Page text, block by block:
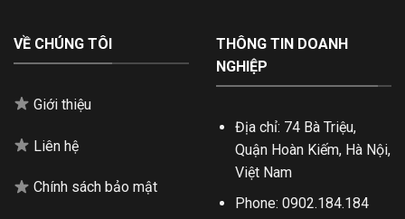
VỀ CHÚNG TÔI
Giới thiệu
Liên hệ
Chính sách bảo mật
THÔNG TIN DOANH
NGHIỆP
Địa chỉ: 74 Bà Triệu,
Quận Hoàn Kiếm, Hà Nội,
Việt Nam
Phone: 0902.184.184